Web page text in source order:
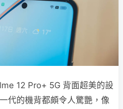
12 Pro+ 5G 背面超美的設
代的機背都頗令人驚艷，像